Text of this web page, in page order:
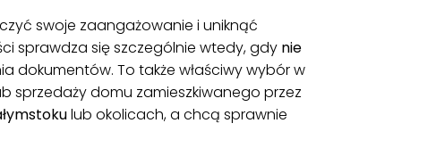
swoje zaangażowanie i uniknąć
sprawdza się szczególnie wtedy, gdy nie
dokumentów. To także właściwy wybór w
sprzedaży domu zamieszkiwanego przez
lub okolicach, a chcą sprawnie